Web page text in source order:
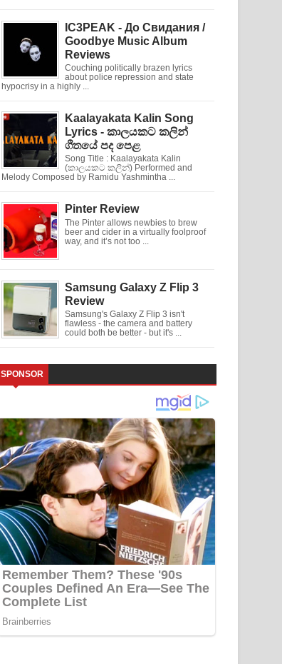
IC3PEAK - До Свидания /
Goodbye Music Album
Reviews
Couching politically brazen lyrics
about police repression and state
hypocrisy in a highly ...
Kaalayakata Kalin Song
Lyrics - කාලයකට කලින්
ගීතයේ පද පෙළ
Song Title : Kaalayakata Kalin
(කාලයකට කලින්) Performed and
Melody Composed by Ramidu Yashmintha ...
Pinter Review
The Pinter allows newbies to brew
beer and cider in a virtually foolproof
way, and it’s not too ...
Samsung Galaxy Z Flip 3
Review
Samsung's Galaxy Z Flip 3 isn't
flawless - the camera and battery
could both be better - but it's ...
SPONSOR